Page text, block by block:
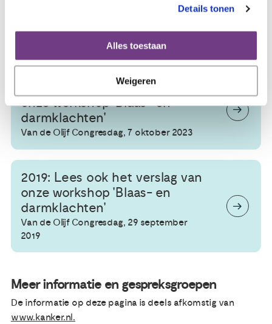
Details tonen
Alles toestaan
Weigeren
Verslag workshop Olijf Congresdag
2023: Lees ook het verslag van
onze workshop 'Blaas- en
darmklachten'
Van de Olijf Congresdag, 7 oktober 2023
2019: Lees ook het verslag van
onze workshop 'Blaas- en
darmklachten'
Van de Olijf Congresdag, 29 september
2019
Meer informatie en gespreksgroepen
De informatie op deze pagina is deels afkomstig van
www.kanker.nl.